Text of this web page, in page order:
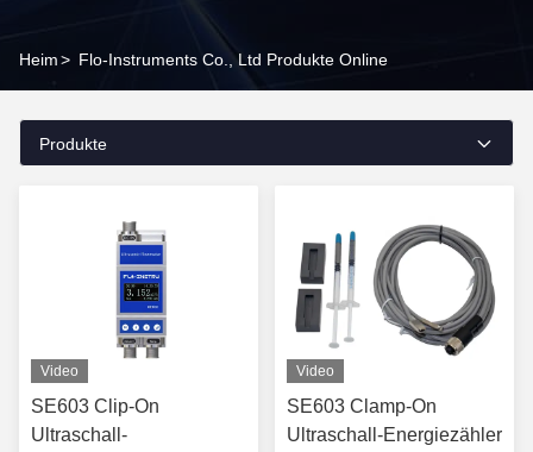
Heim> Flo-Instruments Co., Ltd Produkte Online
Produkte
Video
SE603 Clip-On
Ultraschall-
Video
SE603 Clamp-On
Ultraschall-Energiezähler